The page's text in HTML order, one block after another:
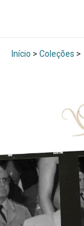
Início > Coleções >